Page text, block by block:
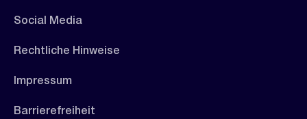
Social Media
Rechtliche Hinweise
Impressum
Barrierefreiheit